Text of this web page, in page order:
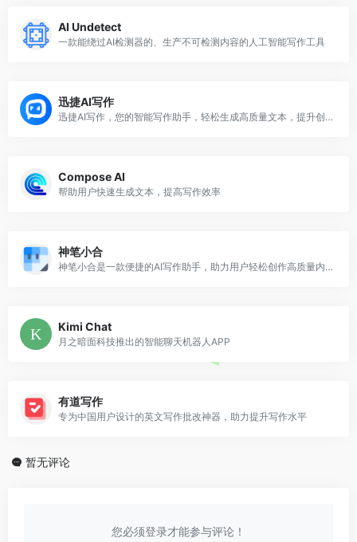
AI Undetect
一款能绕过AI检测器的、生产不可检测内容的人工智能写作工具
迅捷AI写作
迅捷AI写作，您的智能写作助手，轻松生成高质量文本，提升创作效率
Compose AI
帮助用户快速生成文本，提高写作效率
神笔小合
神笔小合是一款便捷的AI写作助手，助力用户轻松创作高质量内容
Kimi Chat
月之暗面科技推出的智能聊天机器人APP
有道写作
专为中国用户设计的英文写作批改神器，助力提升写作水平
暂无评论
您必须登录才能参与评论！